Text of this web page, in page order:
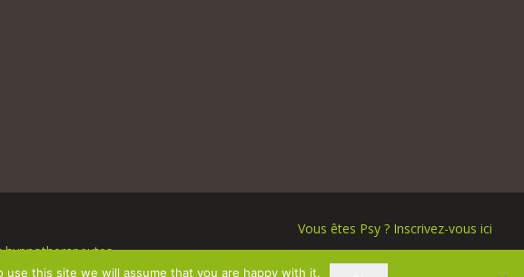
hypnotherapeutes.
Vous êtes Psy ? Inscrivez-vous ici
this site we will assume that you are happy with it.